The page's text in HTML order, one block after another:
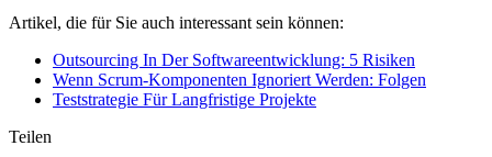
Artikel, die für Sie auch interessant sein können:
Outsourcing In Der Softwareentwicklung: 5 Risiken
Wenn Scrum-Komponenten Ignoriert Werden: Folgen
Teststrategie Für Langfristige Projekte
Teilen